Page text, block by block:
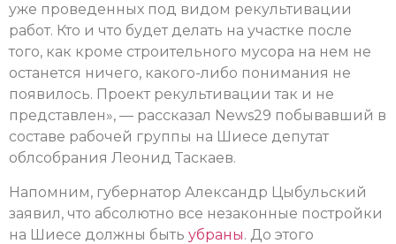
уже проведенных под видом рекультивации
работ. Кто и что будет делать на участке после
того, как кроме строительного мусора на нем не
останется ничего, какого-либо понимания не
появилось. Проект рекультивации так и не
представлен», — рассказал News29 побывавший в
составе рабочей группы на Шиесе депутат
облсобрания Леонид Таскаев.
Напомним, губернатор Александр Цыбульский
заявил, что абсолютно все незаконные постройки
на Шиесе должны быть убраны. До этого